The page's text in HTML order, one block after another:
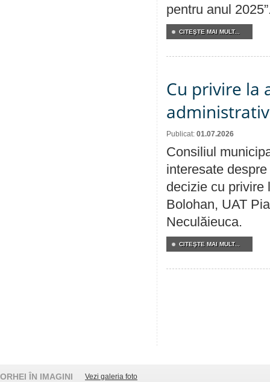
pentru anul
CITEŞTE MAI MULT...
Cu privire la
Publicat: 01.07.2026
Consiliul
interesate
decizie cu privire
Bolohan, UAT
Neculăieuca.
CITEŞTE MAI MULT...
ORHEI ÎN IMAGINI Vezi galeria foto